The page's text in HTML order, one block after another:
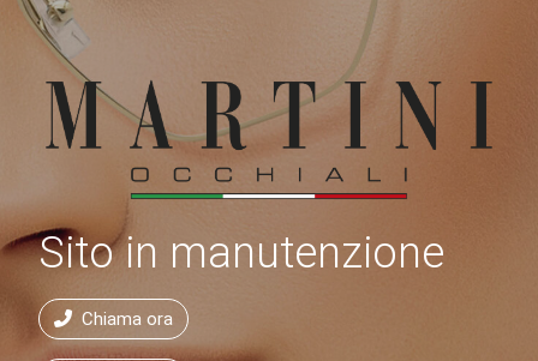
Sito in manutenzione
Chiama ora